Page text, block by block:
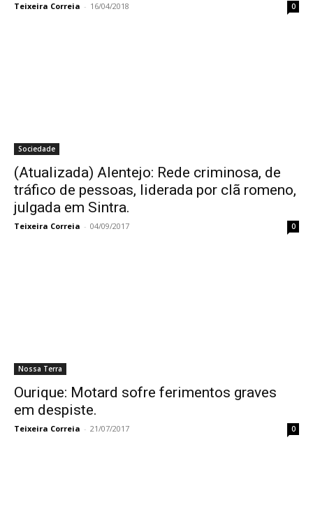
Teixeira Correia - 16/04/2018 0
Sociedade
(Atualizada) Alentejo: Rede criminosa, de
tráfico de pessoas, liderada por clã romeno,
julgada em Sintra.
Teixeira Correia - 04/09/2017 0
Nossa Terra
Ourique: Motard sofre ferimentos graves
em despiste.
Teixeira Correia - 21/07/2017 0